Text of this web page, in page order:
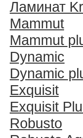
Ламинат
Mammut
Mammut
Dynamic
Dynamic
Exquisit
Exquisit
Robusto